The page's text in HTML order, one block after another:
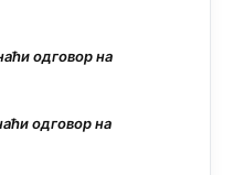
одговор на
одговор на